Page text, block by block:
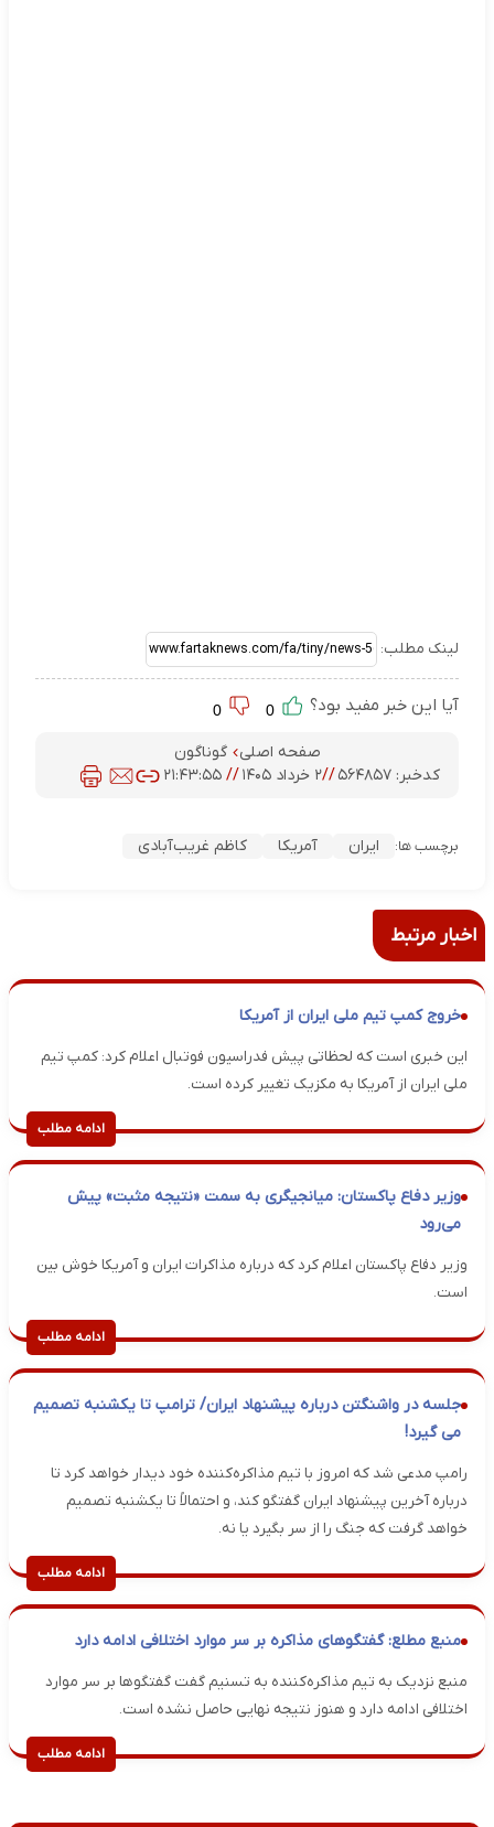
لینک مطلب:
آیا این خبر مفید بود؟
صفحه اصلی
گوناگون
کدخبر: ۵۶۴۸۵۷ //۲ خرداد ۱۴۰۵ // ۲۱:۴۳:۵۵
برچسب ها: ایران آمریکا کاظم غریب‌آبادی
اخبار مرتبط
خروج کمپ تیم ملی ایران از آمریکا
این خبری است که لحظاتی پیش فدراسیون فوتبال اعلام کرد: کمپ تیم
ملی ایران از آمریکا به مکزیک تغییر کرده است.
ادامه مطلب
وزیر دفاع پاکستان: میانجیگری به سمت «نتیجه مثبت» پیش
می‌رود
وزیر دفاع پاکستان اعلام کرد که درباره مذاکرات ایران و آمریکا خوش بین
است.
ادامه مطلب
جلسه در واشنگتن درباره پیشنهاد ایران/ ترامپ تا یکشنبه تصمیم
می گیرد!
رامپ مدعی شد که امروز با تیم مذاکره‌کننده خود دیدار خواهد کرد تا
درباره آخرین پیشنهاد ایران گفتگو کند، و احتمالاً تا یکشنبه تصمیم
خواهد گرفت که جنگ را از سر بگیرد یا نه.
ادامه مطلب
منبع مطلع: گفتگوهای مذاکره بر سر موارد اختلافی ادامه دارد
منبع نزدیک به تیم مذاکره‌کننده به تسنیم گفت گفتگوها بر سر موارد
اختلافی ادامه دارد و هنوز نتیجه نهایی حاصل نشده است.
ادامه مطلب